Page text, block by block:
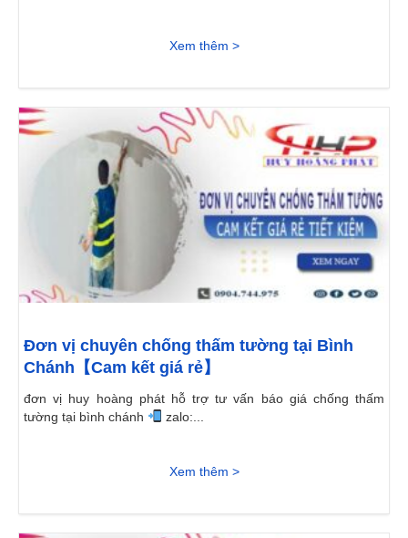
Xem thêm >
Đơn vị chuyên chống thấm tường tại Bình
Chánh【Cam kết giá rẻ】
đơn vị huy hoàng phát hỗ trợ tư vấn báo giá chống thấm
tường tại bình chánh
zalo:...
Xem thêm >